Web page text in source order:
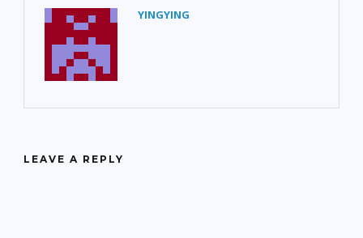
YINGYING
LEAVE A REPLY